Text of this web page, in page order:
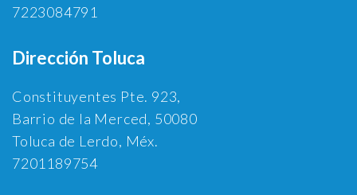
7223084791
Dirección Toluca
Constituyentes Pte. 923,
Barrio de la Merced, 50080
Toluca de Lerdo, Méx.
7201189754